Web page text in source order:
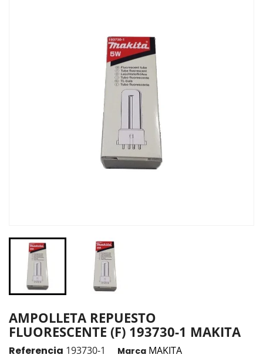
AMPOLLETA REPUESTO
FLUORESCENTE (F) 193730-1 MAKITA
Referencia 193730-1 Marca MAKITA